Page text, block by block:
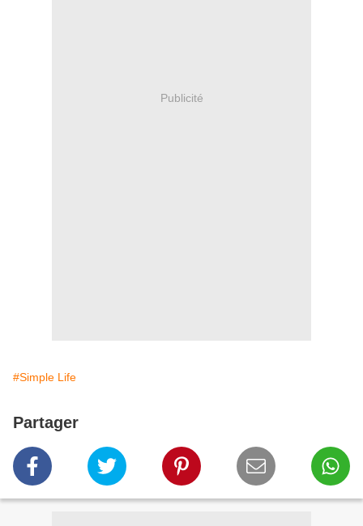
Publicité
#Simple Life
Partager